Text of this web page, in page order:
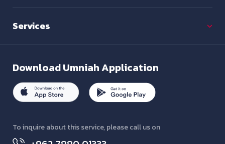
Services
DownloadUmniah Application
To inquire about this service, please call us on